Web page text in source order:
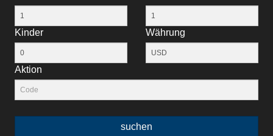
Kinder Währung
Aktion
suchen